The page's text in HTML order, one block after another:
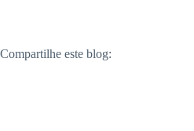
Compartilhe este blog: